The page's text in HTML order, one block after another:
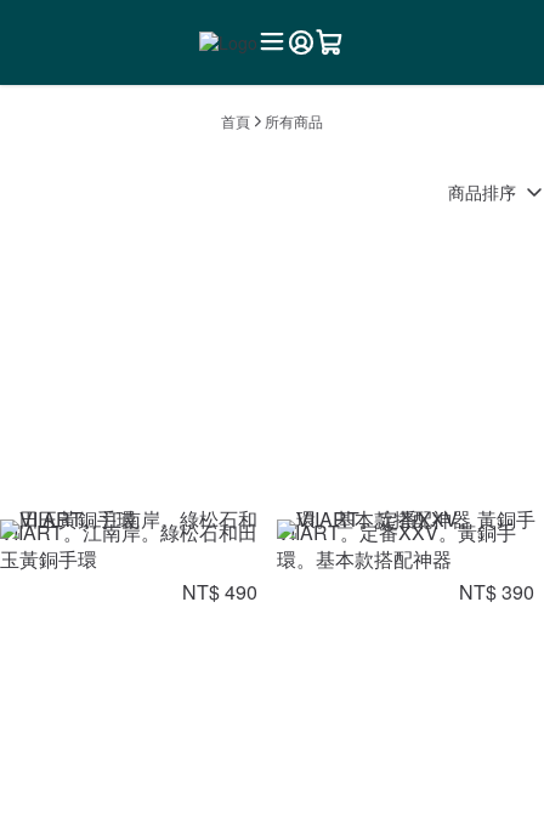
首頁 所有商品
商品排序
VIIART。江南岸。綠松石和田
玉黃銅手環
NT$ 490
VIIART。定番XXV。黃銅手
環。基本款搭配神器
NT$ 390